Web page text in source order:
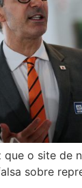
que o site de
sobre